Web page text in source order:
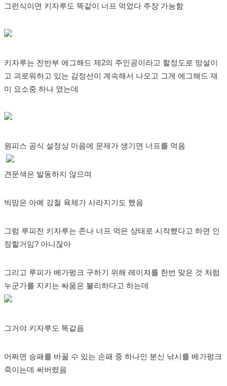
그런식이면 키자루도 똑같이 너프 먹었다 주장 가능함
키자루는 전반부 에그해드 제2의 주인공이라고 할정도로 망설이
고 괴로워하고 있는 감정선이 계속해서 나오고 그게 에그해드 재
미 요소중 하나 였는데
원피스 공식 설정상 마음에 문제가 생기면 너프를 먹음
견문색은 발동하지 않으며
빅맘은 아예 강철 육체가 사라지기도 했음
그럼 루피전 키자루는 존나 너프 먹은 상태로 시작했다고 하면 인
정할거임? 아니잖아
그리고 루피가 베가펑크 구하기 위해 레이져를 한번 맞은 것 처럼
누군가를 지키는 싸움은 불리하다고 하는데
그거야 키자루도 똑같음
어쩌면 승패를 바꿀 수 있는 손패 중 하나인 분신 낚시를 베가펑크
죽이는데 써버렸음